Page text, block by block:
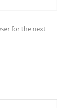
for the next